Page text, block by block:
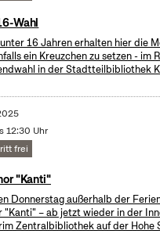
Wahl
16 Jahren erhalten hier die
ein Kreuzchen zu setzen - im
in der Stadtteilbibliothek
12:30 Uhr
frei
"Kanti"
Donnerstag außerhalb der
"Kanti" – ab jetzt wieder in der
Zentralbibliothek auf der Hohe